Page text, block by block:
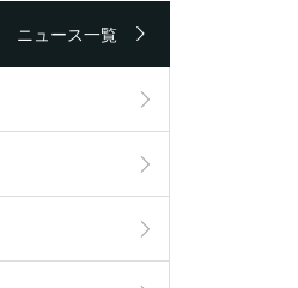
ニュース一覧